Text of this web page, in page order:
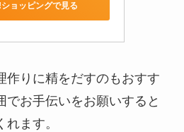
ョッピングで見る
作りに精をだすのもおすす
でお手伝いをお願いすると
ます。